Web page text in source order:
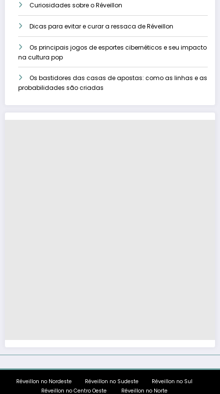
Curiosidades sobre o Réveillon
Dicas para evitar e curar a ressaca de Réveillon
Os principais jogos de esportes cibernéticos e seu impacto
na cultura pop
Os bastidores das casas de apostas: como as linhas e as
probabilidades são criadas
Réveillon no Nordeste Réveillon no Sudeste
Réveillon no Sul
Réveillon no Centro Oeste
Réveillon no Norte